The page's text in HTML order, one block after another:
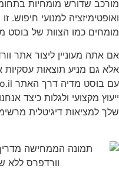
מורכב שדורש מומחיות
ואופטימיזציה למנועי
מומחים כמו הצוות של בוסט
אם אתה מעוניין ליצור אתר
אלא גם מניע תוצאות עסקיות
ייעוץ מקצועי ולגלות כיצד
שלך למציאות דיגיטלית